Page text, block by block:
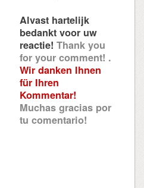
Alvast hartelijk
bedankt voor uw
reactie! Thank you
for your comment! .
Wir danken Ihnen
für Ihren
Kommentar!
Muchas gracias por
tu comentario!